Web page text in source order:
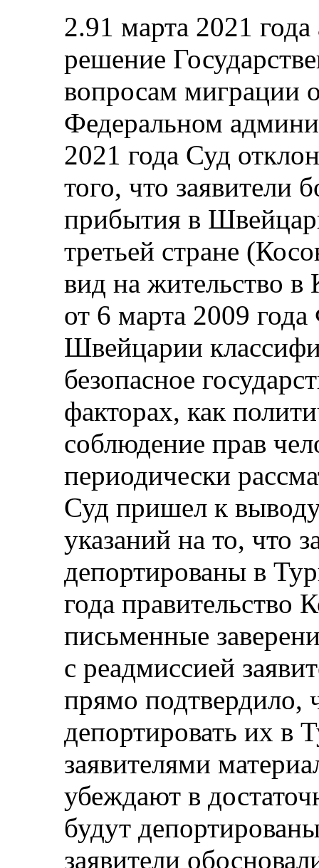
2.91 марта 2021
решение
вопросам миграции
Федеральном
2021 года Суд
того, что заявители
прибытия в
третьей стране
вид на жительство
от 6 марта 2009
Швейцарии
безопасное
факторах, как
соблюдение прав
периодически
Суд пришел к
указаний на то, что
депортированы в
года правительство
письменные
с реадмиссией
прямо подтвердило,
депортировать их в
заявителями
убеждают в
будут
заявители